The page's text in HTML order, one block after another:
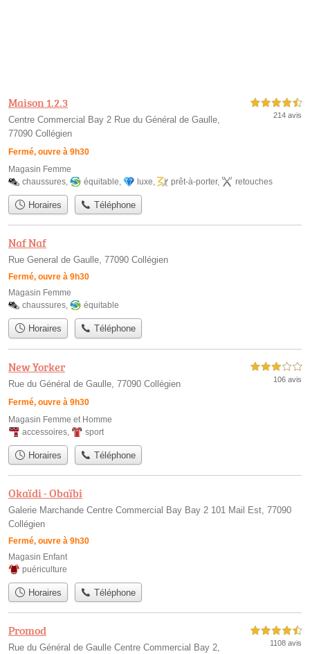
Maison 1.2.3
Centre Commercial Bay 2 Rue du Général de Gaulle,
77090 Collégien
Fermé, ouvre à 9h30
4,5 étoiles sur 5
214 avis
Magasin Femme
chaussures
équitable luxe prêt-à-porter, retouches
Horaires Téléphone
Naf Naf
Rue General de Gaulle, 77090 Collégien
Fermé, ouvre à 9h30
Magasin Femme
chaussures, équitable
Horaires Téléphone
New Yorker
Rue du Général de Gaulle, 77090 Collégien
Fermé, ouvre à 9h30
3,0 étoiles sur 5
106 avis
Magasin Femme et Homme
accessoires
sport
Horaires Téléphone
Okaïdi - Obaïbi
Galerie Marchande Centre Commercial Bay Bay 2 101 Mail Est, 77090
Collégien
Fermé, ouvre à 9h30
Magasin Enfant
puériculture
Horaires Téléphone
Promod
Rue du Général de Gaulle Centre Commercial Bay 2,
4,5 étoiles sur 5
1108 avis